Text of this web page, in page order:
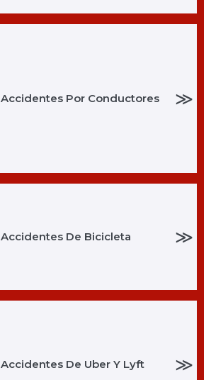
Accidentes Por Conductores ≫
Accidentes De Bicicleta ≫
Accidentes De Uber Y Lyft ≫